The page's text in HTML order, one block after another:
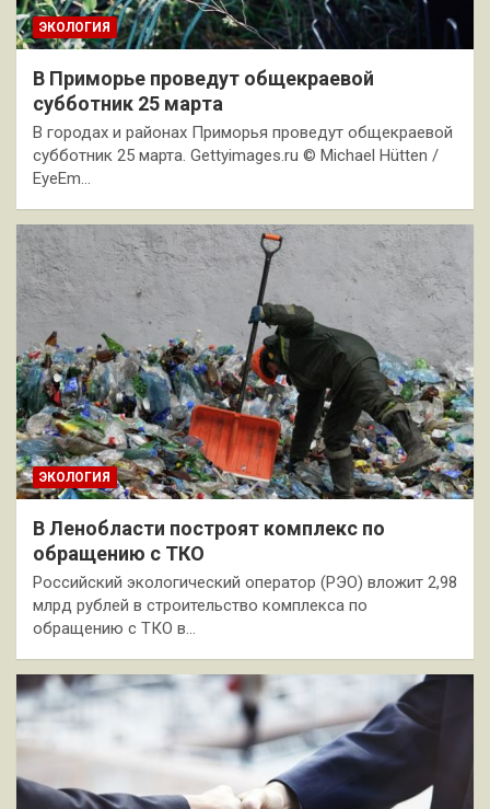
ЭКОЛОГИЯ
В Приморье проведут общекраевой
субботник 25 марта
В городах и районах Приморья проведут общекраевой
субботник 25 марта. Gettyimages.ru © Michael Hütten /
EyeEm…
ЭКОЛОГИЯ
В Ленобласти построят комплекс по
обращению с ТКО
Российский экологический оператор (РЭО) вложит 2,98
млрд рублей в строительство комплекса по
обращению с ТКО в…